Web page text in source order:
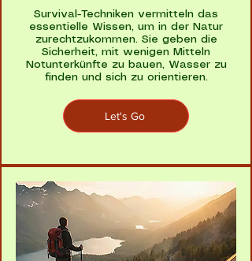
Survival-Techniken vermitteln das
essentielle Wissen, um in der Natur
zurechtzukommen. Sie geben die
Sicherheit, mit wenigen Mitteln
Notunterkünfte zu bauen, Wasser zu
finden und sich zu orientieren.
Let's Go